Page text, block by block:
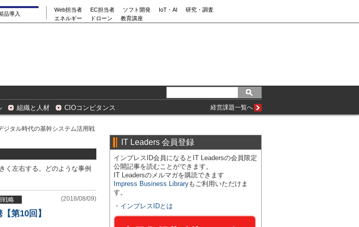
品導入
Web担当者 EC担当者 ソフト開発 IoT・AI
研究・調査
エネルギー
ドローン 教育講座
組織と人材 CIOコンピタンス 経営課題一覧へ
タル時代の基幹システム活用戦
く左右する。どのような事例
戦略 (2018/08/09)
第10回】
IT Leaders 会員登録
インプレスID会員になるとIT Leadersの会員限定
公開記事を読むことができます。
IT Leadersのメルマガを購読できます
Impress Business Libraryもご利用いただけま
す。
・ インプレスIDとは